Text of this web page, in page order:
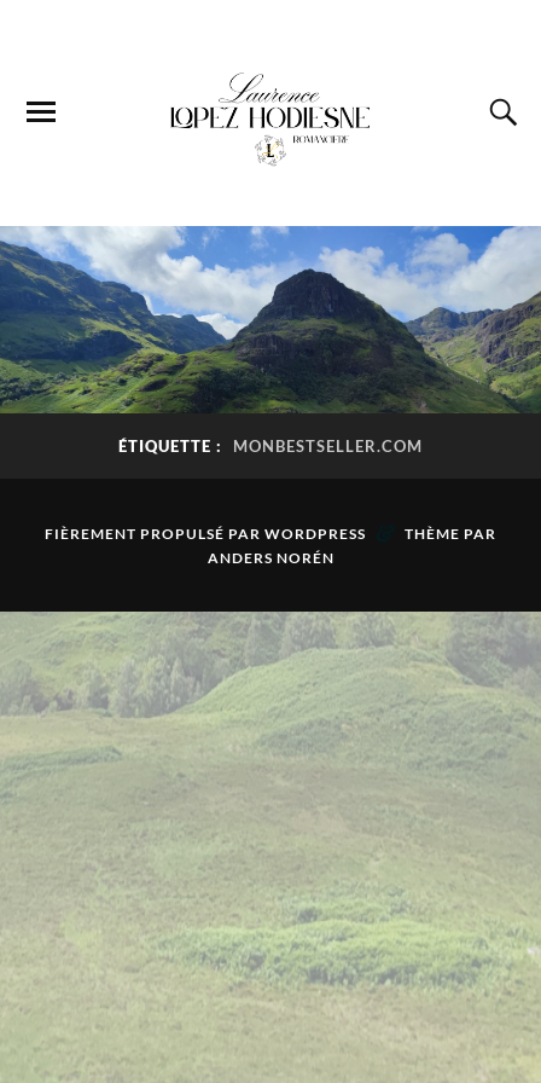
ÉTIQUETTE : MONBESTSELLER.COM
FIÈREMENT PROPULSÉ PAR WORDPRESS
THÈME PAR
ANDERS NORÉN